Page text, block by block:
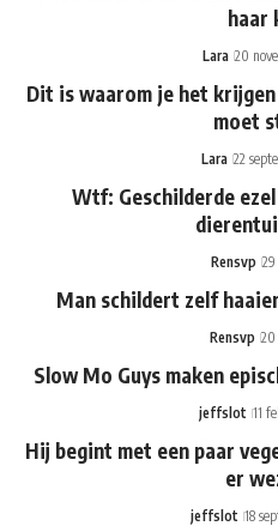
haar
Lara 20
Dit is waarom je het
moet
Lara 22
Wtf: Geschilderde
Rensvp
Man schildert zelf
Rensvp 20
Slow Mo Guys maken
jeffslot 11
Hij begint met een paar
er
jeffslot 18